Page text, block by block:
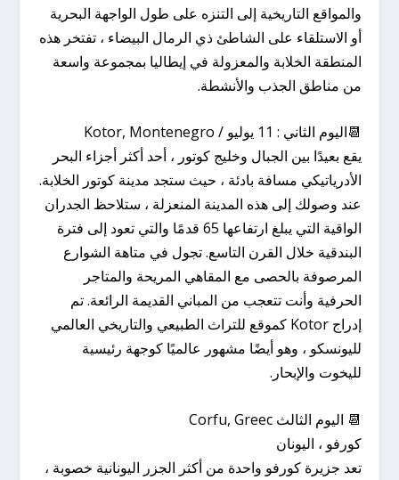
والمواقع التاريخية إلى التنزه على طول الواجهة البحرية
أو الاستلقاء على الشاطئ ذي الرمال البيضاء ، تفتخر هذه
المنطقة الخلابة والمعزولة في إيطاليا بمجموعة واسعة
من مناطق الجذب والأنشطة.
📆اليوم الثاني : 11 يوليو / Kotor, Montenegro
يقع بعيدًا بين الجبال وخليج كوتور ، أحد أكثر أجزاء البحر
الأدرياتيكي مسافة بادئة ، حيث ستجد مدينة كوتور الخلابة.
عند وصولك إلى هذه المدينة المنعزلة ، ستلاحظ الجدران
الواقية التي يبلغ ارتفاعها 65 قدمًا والتي تعود إلى فترة
البندقية خلال القرن التاسع. تجول في متاهة الشوارع
المرصوفة بالحصى مع المقاهي المريحة والمتاجر
الحرفية وأنت تتعجب من المباني القديمة الرائعة. تم
إدراج Kotor كموقع للتراث الطبيعي والتاريخي العالمي
لليونسكو ، وهو أيضًا مشهور عالميًا كوجهة رئيسية
لليخوت والإبحار.
📆 اليوم الثالث Corfu, Greec
كورفو ، اليونان
تعد جزيرة كورفو واحدة من أكثر الجزر اليونانية خصوبة ،